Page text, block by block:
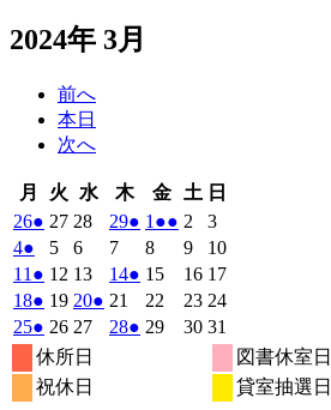
2024年 3月
前へ
本日
次へ
月
月
曜
日
火 火
曜
日
水
曜
日
木木
曜
日
金金
曜
日
土 土
曜
日
日
日
262024
年
2
月
26
日
● (1
件
の
イ
ベ
ン
ト)
272024
年
2
月
27
日
282024
月
28
日
292024
2
月
29
日
● (1
件
の
イ
ベ
1 2024
3
月
1
日
●● (2
件
の
イ
ベ
2 2024
年
3
月
2
日
32024
年
3
月
3
日
42024
年
3
月
4
日
●
件
の
イ
ベ
ン
ト)
52024
年
3
月
5
日
62024
年
3
月
6
日
72024
年
3
月
7
82024
年
3
月
8
92024
年
3
月
9
102024
年
10
日
11 2024
年
3
月
11
日
● (1
件
の
イ
ベ
ン
12 2024
年
3
12
日
132024
年
3
月
142024
3
月
● (1
件
の
152024
3
162024
年
3
月
172024
月
17
日
182024
年
3
月
18
● (1
件
の
イ
ベ
192024
年
3
月
19
202024
年
● (1
件
21
2024
年
22 2024
年
232024
年
月
242024
3
月
24
252024
年
3
月
● (1
件
の
イ
262024
年
3
月
272024
282024
● (1
292024
302024
年
31
年
3
月
休所日
図書休室日
祝休日
貸室抽選日